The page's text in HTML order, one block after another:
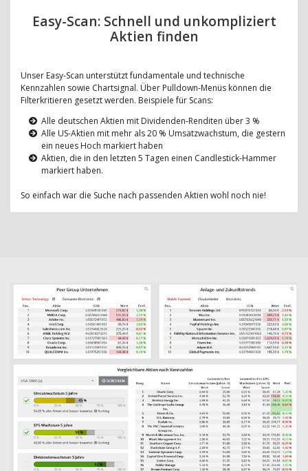
Easy-Scan: Schnell und unkompliziert
Aktien finden
Unser Easy-Scan unterstützt fundamentale und technische
Kennzahlen sowie Chartsignal. Über Pulldown-Menüs können die
Filterkritieren gesetzt werden. Beispiele für Scans:
Alle deutschen Aktien mit Dividenden-Renditen über 3 %
Alle US-Aktien mit mehr als 20 % Umsatzwachstum, die gestern
ein neues Hoch markiert haben
Aktien, die in den letzten 5 Tagen einen Candlestick-Hammer
markiert haben.
So einfach war die Suche nach passenden Aktien wohl noch nie!